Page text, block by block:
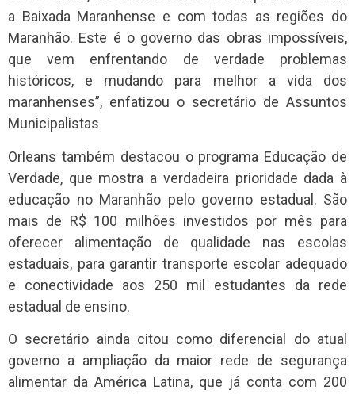
a Baixada Maranhense e com todas as regiões do
Maranhão. Este é o governo das obras impossíveis,
que vem enfrentando de verdade problemas
históricos, e mudando para melhor a vida dos
maranhenses”, enfatizou o secretário de Assuntos
Municipalistas
Orleans também destacou o programa Educação de
Verdade, que mostra a verdadeira prioridade dada à
educação no Maranhão pelo governo estadual. São
mais de R$ 100 milhões investidos por mês para
oferecer alimentação de qualidade nas escolas
estaduais, para garantir transporte escolar adequado
e conectividade aos 250 mil estudantes da rede
estadual de ensino.
O secretário ainda citou como diferencial do atual
governo a ampliação da maior rede de segurança
alimentar da América Latina, que já conta com 200